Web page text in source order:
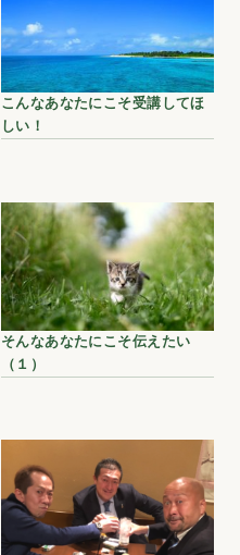
こんなあなたにこそ受講してほ
しい！
そんなあなたにこそ伝えたい
（１）